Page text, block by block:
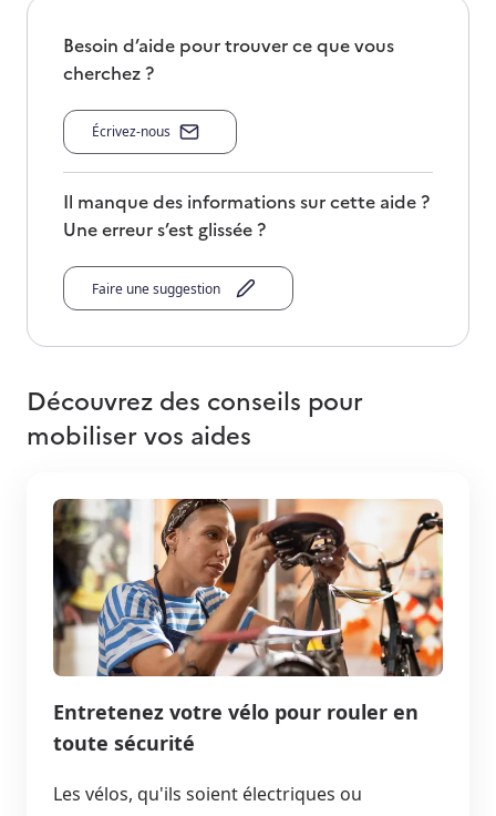
Besoin d’aide pour trouver ce que vous
cherchez ?
Écrivez-nous
Il manque des informations sur cette aide ?
Une erreur s’est glissée ?
Faire une suggestion
Découvrez des conseils pour
mobiliser vos aides
Entretenez votre vélo pour rouler en
toute sécurité
Les vélos, qu'ils soient électriques ou